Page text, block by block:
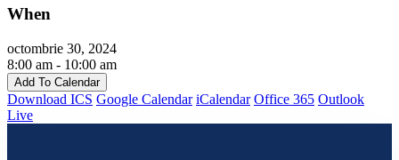
When
octombrie 30, 2024
8:00 am - 10:00 am
Add To Calendar
Download ICS Google Calendar iCalendar Office 365 Outlook
Live